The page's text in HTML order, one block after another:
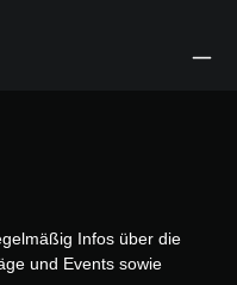
Infos über die
und Events sowie